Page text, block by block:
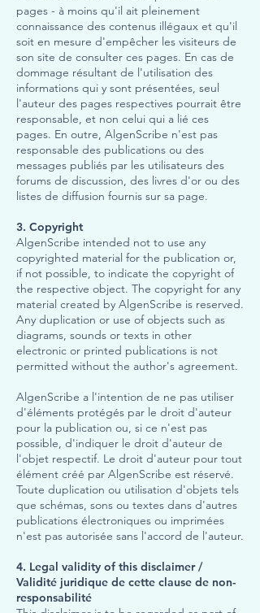
pages - à moins qu'il ait pleinement
connaissance des contenus illégaux et qu'il
soit en mesure d'empêcher les visiteurs de
son site de consulter ces pages. En cas de
dommage résultant de l'utilisation des
informations qui y sont présentées, seul
l'auteur des pages respectives pourrait être
responsable, et non celui qui a lié ces
pages. En outre, AlgenScribe n'est pas
responsable des publications ou des
messages publiés par les utilisateurs des
forums de discussion, des livres d'or ou des
listes de diffusion fournis sur sa page.
3. Copyright
AlgenScribe intended not to use any
copyrighted material for the publication or,
if not possible, to indicate the copyright of
the respective object. The copyright for any
material created by AlgenScribe is reserved.
Any duplication or use of objects such as
diagrams, sounds or texts in other
electronic or printed publications is not
permitted without the author's agreement.
AlgenScribe a l'intention de ne pas utiliser
d'éléments protégés par le droit d'auteur
pour la publication ou, si ce n'est pas
possible, d'indiquer le droit d'auteur de
l'objet respectif. Le droit d'auteur pour tout
élément créé par AlgenScribe est réservé.
Toute duplication ou utilisation d'objets tels
que schémas, sons ou textes dans d'autres
publications électroniques ou imprimées
n'est pas autorisée sans l'accord de l'auteur.
4. Legal validity of this disclaimer /
Validité juridique de cette clause de non-
responsabilité